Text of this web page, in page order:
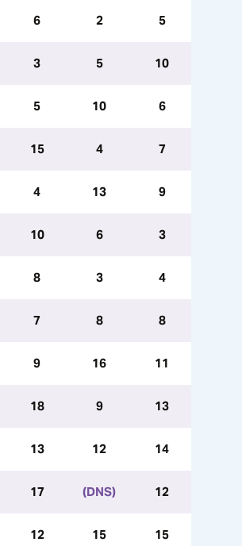
6 2 5
3 5 10
5 10 6
15 4 7
4 13 9
10 6 3
8 3 4
7 8 8
9 16 11
18 9 13
13 12 14
17 (DNS) 12
12 15 15